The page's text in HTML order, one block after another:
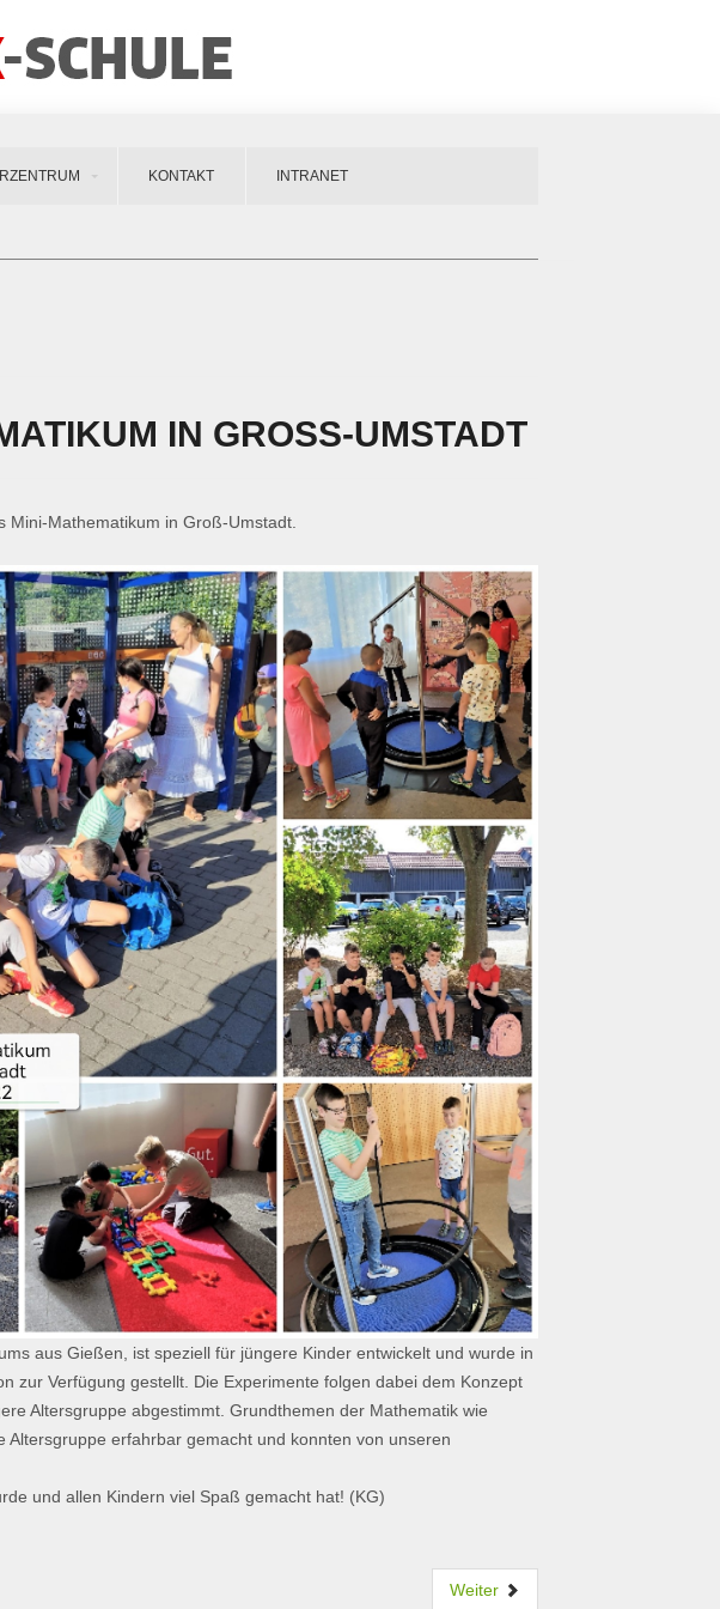
KONTAKT INTRANET
IN GROSS-UMSTADT
Mathematikum in Groß-Umstadt.
aus Gießen, ist speziell für jüngere Kinder entwickelt und wurde in
zur Verfügung gestellt. Die Experimente folgen dabei dem Konzept
Altersgruppe abgestimmt. Grundthemen der Mathematik wie
Altersgruppe erfahrbar gemacht und konnten von unseren
und allen Kindern viel Spaß gemacht hat! (KG)
Weiter